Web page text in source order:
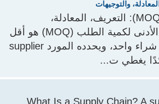
الحد الأدنى لكمية الطلب (MOQ - Minimum Order Quantity): التعريف، المعادلة،
والتوجيهات الملخص ما الذي يغطيه هذا الموضوع؟ الحد الأدنى لكمية الطلب (MOQ) هو أقل
عدد من الوحدات يجب على المشتري شراؤها في طلب شراء واحد، ويحدده المورد supplier
يغطي ت...
What Is a Supply Chain? A